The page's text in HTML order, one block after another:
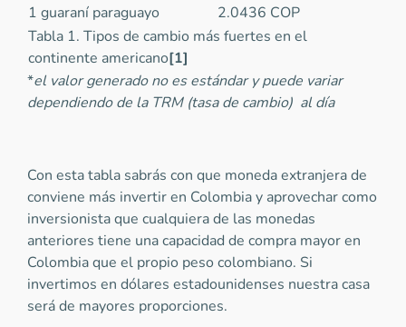
1 guaraní paraguayo
2.0436 COP
Tabla 1. Tipos de cambio más fuertes en el
continente americano[1]
*el valor generado no es estándar y puede variar
dependiendo de la TRM (tasa de cambio) al día
Con esta tabla sabrás con que moneda extranjera de
conviene más invertir en Colombia y aprovechar como
inversionista que cualquiera de las monedas
anteriores tiene una capacidad de compra mayor en
Colombia que el propio peso colombiano. Si
invertimos en dólares estadounidenses nuestra casa
será de mayores proporciones.